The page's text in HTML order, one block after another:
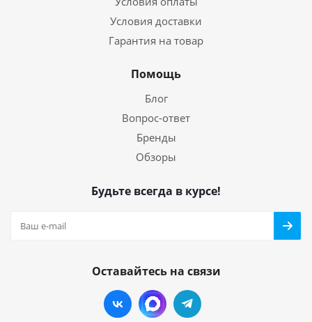
Условия доставки
Гарантия на товар
Помощь
Блог
Вопрос-ответ
Бренды
Обзоры
Будьте всегда в курсе!
Оставайтесь на связи